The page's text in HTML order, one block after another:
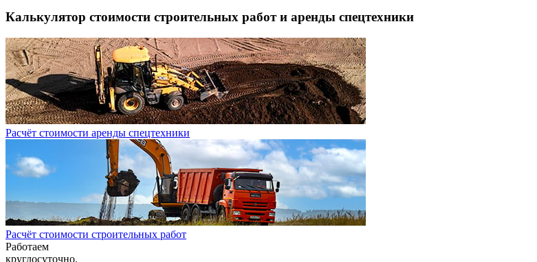
Калькулятор стоимости строительных работ и аренды спецтехники
Расчёт стоимости аренды спецтехники
Расчёт стоимости строительных работ
Работаем
круглосуточно.